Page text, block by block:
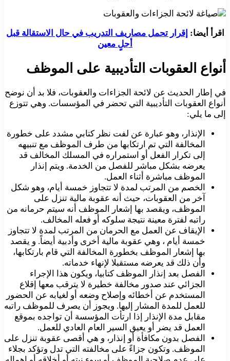
اقرأ أيضا: إقرار تحمل مصاريف التدريب في حال الاستقالة قبل
أجلٍ معين
أنواع العقوبات التأديبية على الموظف
في إطار الحديث عن لائحة الجزاءات والعقوبات، فلا بد أن نوضح
أنواع العقوبات التأديبية التي تحضر في المؤسسات. وهي تتوزع
إلى ما يلي:
الإنذار، وهو عبارة عن لفت نظر كتابي مشدد على خطورة
المخالفة التي تم ارتكابها من طرف الموظف مع تنبيهه
إلى تكرار الفعل أو استمراره في المسلك المخالف قد
يعرضه بشكل مباشر للفصل من الخدمة. ويتم إنذار
الموظف مباشرة أثناء العمل.
الخصم من المرتب لمدة لا تتجاوز خمسة أيام، وهو شكل
آخر من العقوبات، حيث أنه عقوبة مالية تنزل على
الموظف، ويقصد بها إشعار الموظف أنه سيتم حرمانه من
راتبه لفترة معينة نتيجة سلوكه أو فعله المخالف.
الإيقاف عن العمل مع الحرمان من المرتب لمدة لا تتجاوز
خمسة أيام ، وهي عقوبة مالية أخرى وأدبية أيضاً. و يقصد
بها إشعار الموظف بخطورة المخالفة التي قام بارتكابها،
وأن ذلك قد يعرضه مستقبلا لإنهاء خدماته.
الفصل بعد إنذار الموظف كتابيا، ويكون هذا الإجراء
الجزائي عند صدور مخالفة خطيرة لا يترقب معها إقلاع
المستخدم عن أخطائه وإصلاح وضعه أو لغيابه عن الحضور
للعمل للمدة المشار إليها. ويجوز أن يصرف للموظف راتبه
مقابل مدة الإنذار إذا ارتأت المؤسسة أن تواجده بموقع
العمل قد يضر أو يعيق السير العام العادي للعمل.
الفصل بدون مكافأة أو إنذار، و هي أقصى عقوبة تنزل على
الموظف. وتكون جزاءً على مخالفته التي تدل وتؤكد بجلاء